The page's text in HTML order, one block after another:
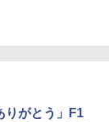
りがとう」F1